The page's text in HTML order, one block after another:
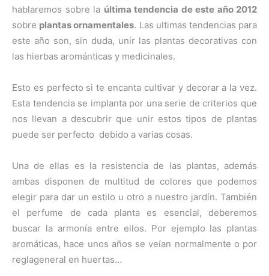
hablaremos sobre la última tendencia de este año 2012
sobre plantas ornamentales. Las ultimas tendencias para
este año son, sin duda, unir las plantas decorativas con
las hierbas arománticas y medicinales.
Esto es perfecto si te encanta cultivar y decorar a la vez.
Esta tendencia se implanta por una serie de criterios que
nos llevan a descubrir que unir estos tipos de plantas
puede ser perfecto debido a varias cosas.
Una de ellas es la resistencia de las plantas, además
ambas disponen de multitud de colores que podemos
elegir para dar un estilo u otro a nuestro jardín. También
el perfume de cada planta es esencial, deberemos
buscar la armonía entre ellos. Por ejemplo las plantas
aromáticas, hace unos años se veían normalmente o por
reglageneral en huertas…